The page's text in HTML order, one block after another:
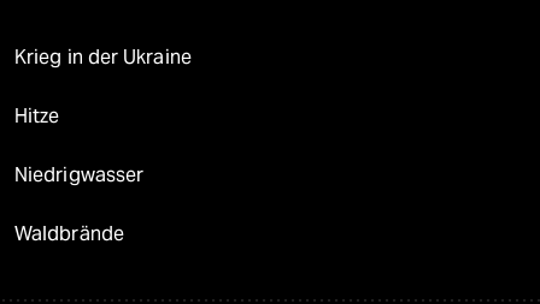
Krieg in der Ukraine
Hitze
Niedrigwasser
Waldbrände